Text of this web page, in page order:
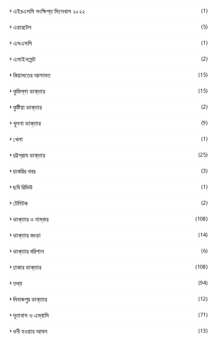
এইচএসসি সংক্ষিপ্ত সিলেবাস ২০২২ (1)
এয়ারটেল (5)
এসএসসি (1)
এসাইনমেন্ট (2)
কিয়ামতের আলামত (15)
কুমিল্লা ডাক্তার (15)
কুষ্টিয়া ডাক্তার (2)
খুলনা ডাক্তার (9)
খেলা (1)
চট্টগ্রাম ডাক্তার (25)
চাকরির খবর (3)
ছবি রিভিউ (1)
টেলিটক (2)
ডাক্তার ও নাম্বার (108)
ডাক্তার বগুড়া (14)
ডাক্তার বরিশাল (6)
ঢাকার ডাক্তার (108)
তথ্য (94)
দিনাজপুর ডাক্তার (12)
দূতাবাস ও এম্বাসি (71)
ধনী হওয়ার আমল (13)